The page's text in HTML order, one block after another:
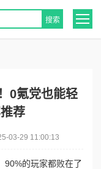
0氪党也能轻
荐
03-29 11:00:13
90%的玩家都败在了